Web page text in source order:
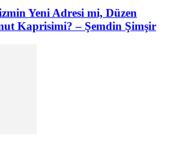
Yeni Adresi mi, Düzen
Kaprisimi? – Şemdin Şimşir